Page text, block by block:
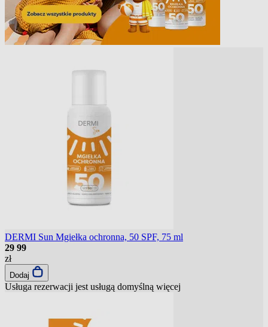
DERMI Sun Mgiełka ochronna, 50 SPF, 75 ml
29 99
zł
Dodaj
Usługa rezerwacji jest usługą domyślną więcej